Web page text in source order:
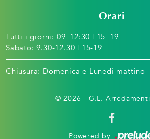
Orari
Tutti i giorni: 09–12:30 | 15–19
Sabato: 9.30-12.30 | 15-19
Chiusura: Domenica e Lunedì mattino
© 2026 - G.L.
Powered by